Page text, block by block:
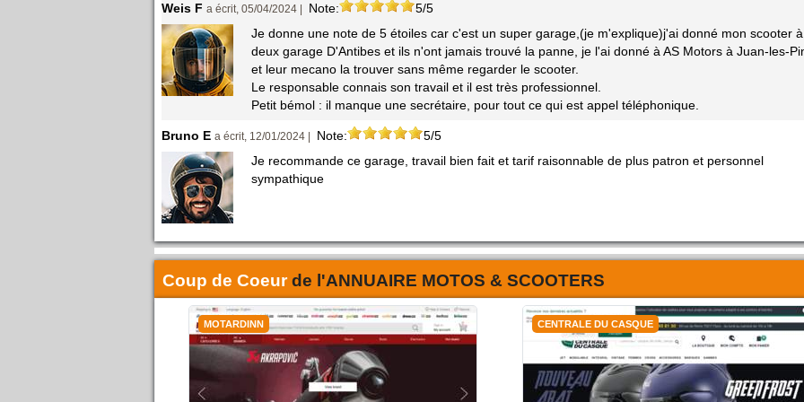
Weis F a écrit, 05/04/2024 | Note:
5/5
Je donne une note de 5 étoiles car c'est un super garage,(je m'explique)j'ai donné mon scooter à
deux garage D'Antibes et ils n'ont jamais trouvé la panne, je l'ai donné à AS Motors à Juan-les-
et leur mecano la trouver sans même regarder le scooter.
Le responsable connais son travail et il est très professionnel.
Petit bémol : il manque une secrétaire, pour tout ce qui est appel téléphonique.
Bruno E a écrit, 12/01/2024 | Note:
5/5
Je recommande ce garage, travail bien fait et tarif raisonnable de plus patron et personnel
sympathique
Coup de Coeurde l'ANNUAIRE MOTOS & SCOOTERS
MOTARDINN CENTRALE DU CASQUE